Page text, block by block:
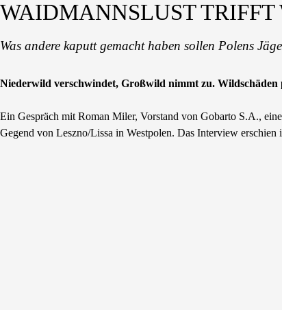
WAIDMANNSLUST
Was andere kaputt gemacht haben sollen Polens
Niederwild verschwindet, Großwild nimmt zu. Wildschäden
Ein Gespräch mit Roman Miler, Vorstand von Gobarto S.A.,
Gegend von Leszno/Lissa in Westpolen. Das Interview